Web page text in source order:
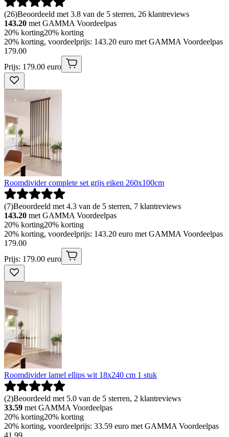
(26)Beoordeeld met 3.8 van de 5 sterren, 26 klantreviews
143.20 met GAMMA Voordeelpas
20% korting20% korting
20% korting, voordeelprijs: 143.20 euro met GAMMA Voordeelpas
179.00
Prijs: 179.00 euro
Roomdivider complete set grijs eiken 260x100cm
(7)Beoordeeld met 4.3 van de 5 sterren, 7 klantreviews
143.20 met GAMMA Voordeelpas
20% korting20% korting
20% korting, voordeelprijs: 143.20 euro met GAMMA Voordeelpas
179.00
Prijs: 179.00 euro
Roomdivider lamel ellips wit 18x240 cm 1 stuk
(2)Beoordeeld met 5.0 van de 5 sterren, 2 klantreviews
33.59 met GAMMA Voordeelpas
20% korting20% korting
20% korting, voordeelprijs: 33.59 euro met GAMMA Voordeelpas